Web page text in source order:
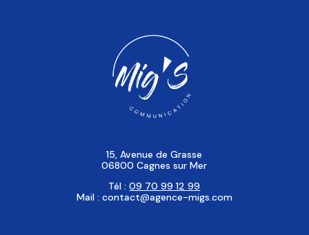
15, Avenue de Grasse
06800 Cagnes sur Mer
Tél :09 70 99 12 99
Mail : contact@agence-migs.com